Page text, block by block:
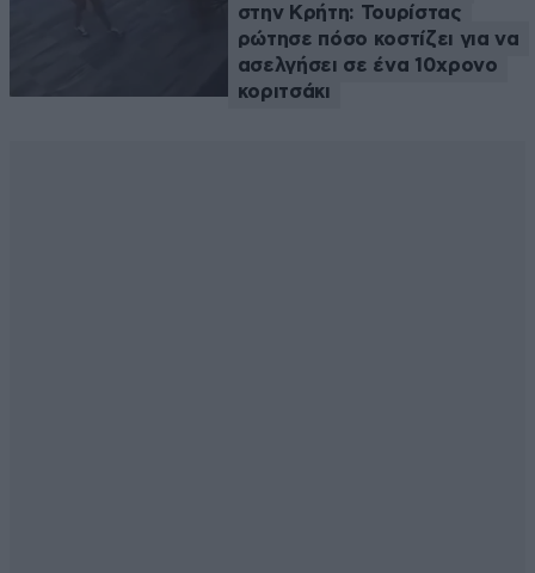
στην Κρήτη: Τουρίστας
ρώτησε πόσο κοστίζει για να
ασελγήσει σε ένα 10χρονο
κοριτσάκι